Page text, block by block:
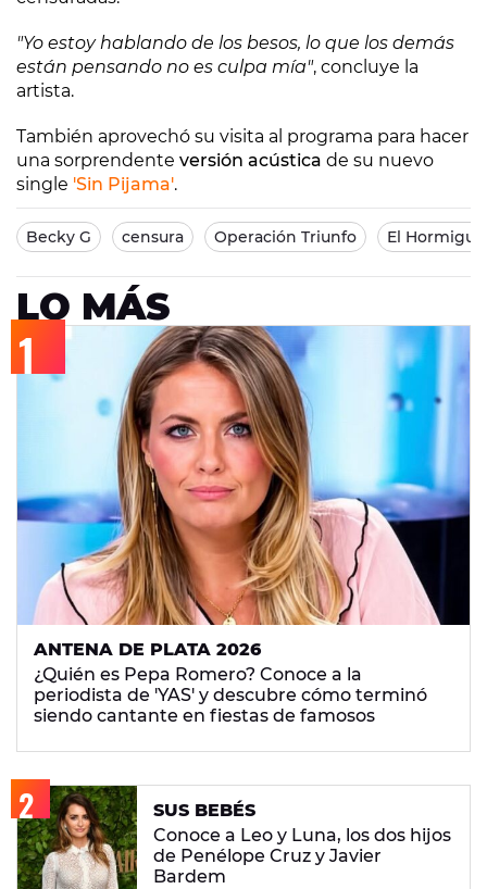
"Yo estoy hablando de los besos, lo que los demás
están pensando no es culpa mía", concluye la
artista.
También aprovechó su visita al programa para hacer
una sorprendente versión acústica de su nuevo
single 'Sin Pijama'.
Becky G censura Operación Triunfo El
LO MÁS
ANTENA DE PLATA 2026
¿Quién es Pepa Romero? Conoce a la
periodista de 'YAS' y descubre cómo terminó
siendo cantante en fiestas de famosos
SUS BEBÉS
Conoce a Leo y Luna, los dos hijos
de Penélope Cruz y Javier
Bardem